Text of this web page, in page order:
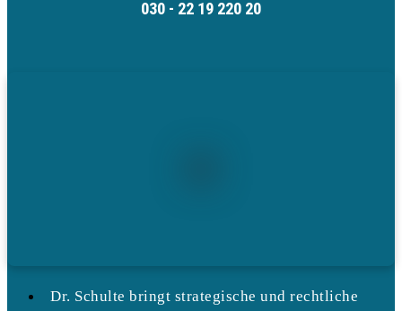
030 - 22 19 220 20
Dr. Schulte bringt strategische und rechtliche